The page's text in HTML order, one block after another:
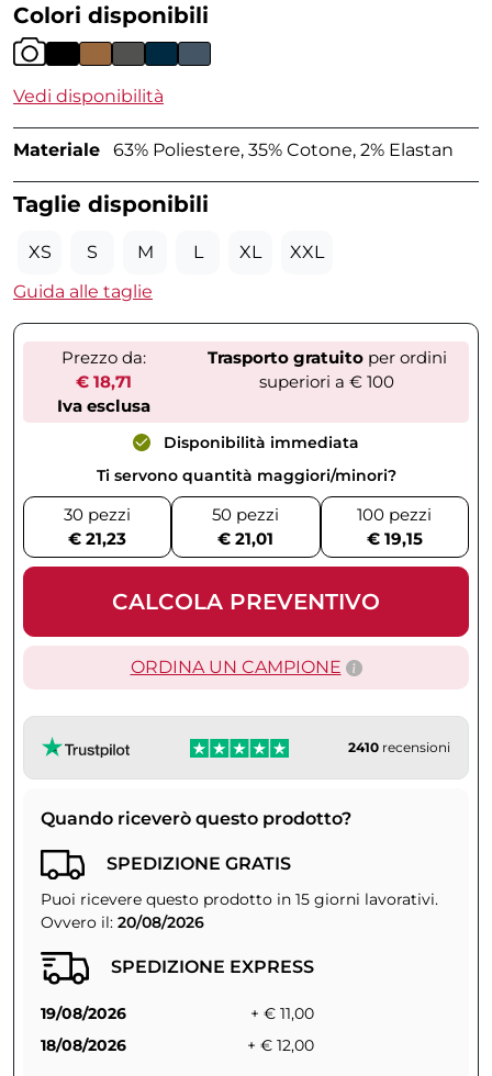
Colori disponibili
Vedi disponibilità
Materiale 63% Poliestere, 35% Cotone, 2% Elastan
Taglie disponibili
XS S M L XL
XXL
Guida alle taglie
Prezzo da:
€ 18,71
Iva esclusa
Trasporto gratuitoper ordini
superiori a € 100
Disponibilità immediata
Ti servono quantità maggiori/minori?
30 pezzi
€ 21,23
50 pezzi
€ 21,01
100 pezzi
€ 19,15
CALCOLA PREVENTIVO
ORDINA UN CAMPIONE
2410 recensioni
Quando riceverò questo prodotto?
SPEDIZIONE GRATIS
Puoi ricevere questo prodotto in 15 giorni lavorativi.
Ovvero il: 20/08/2026
SPEDIZIONE EXPRESS
19/08/2026
+ € 11,00
18/08/2026
+ € 12,00